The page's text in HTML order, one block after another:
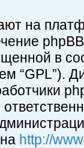
на
в
“GPL”).
http://